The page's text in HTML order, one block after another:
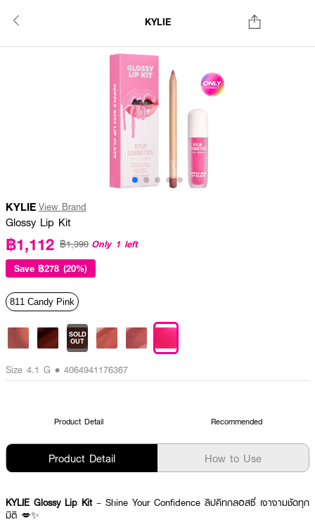
KYLIE
KYLIE View Brand
Glossy Lip Kit
฿1,112 ฿1,390 Only 1 left
Save ฿278 (20%)
811 Candy Pink
SOLD
OUT
Size 4.1 G • 4064941176367
Product Detail Recommended
Product Detail How to Use
KYLIE Glossy Lip Kit – Shine Your Confidence ลิปคิทกลอสซี่ เงางามชัดทุก
มิติ 💋✨